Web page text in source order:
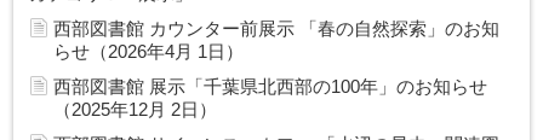
西部図書館 カウンター前展示 「春の自然探索」のお知
らせ（2026年4月 1日）
西部図書館 展示「千葉県北西部の100年」のお知らせ
（2025年12月 2日）